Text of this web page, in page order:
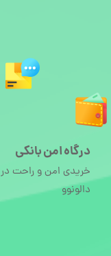
درگاه امن بانکی
خریدی امن و راحت در
دالونوو